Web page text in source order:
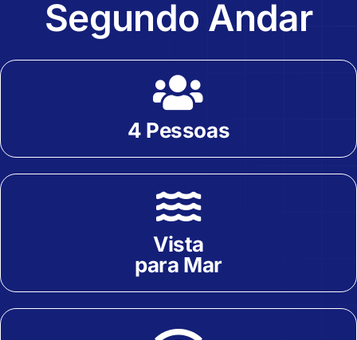
Segundo Andar
4 Pessoas
Vista
para Mar